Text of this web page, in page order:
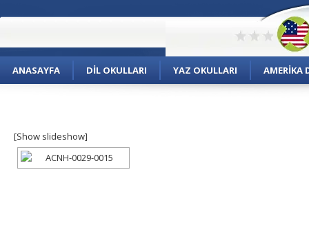
ANASAYFA DIL OKULLARI YAZ OKULLARI AMERIKA
[Show slideshow]